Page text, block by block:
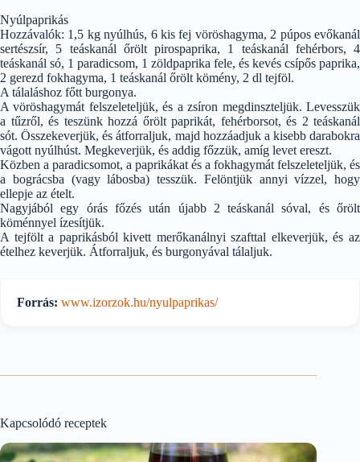
Nyúlpaprikás
Hozzávalók: 1,5 kg nyúlhús, 6 kis fej vöröshagyma, 2 púpos evőkanál
sertészsír, 5 teáskanál őrölt pirospaprika, 1 teáskanál fehérbors, 4
teáskanál só, 1 paradicsom, 1 zöldpaprika fele, és kevés csípős paprika,
2 gerezd fokhagyma, 1 teáskanál őrölt kömény, 2 dl tejföl.
A tálaláshoz főtt burgonya.
A vöröshagymát felszeleteljük, és a zsíron megdinszteljük. Levesszük
a tűzről, és teszünk hozzá őrölt paprikát, fehérborsot, és 2 teáskanál
sót. Összekeverjük, és átforraljuk, majd hozzáadjuk a kisebb darabokra
vágott nyúlhúst. Megkeverjük, és addig főzzük, amíg levet ereszt.
Közben a paradicsomot, a paprikákat és a fokhagymát felszeleteljük, és
a bográcsba (vagy lábosba) tesszük. Felöntjük annyi vízzel, hogy
ellepje az ételt.
Nagyjából egy órás főzés után újabb 2 teáskanál sóval, és őrölt
köménnyel ízesítjük.
A tejfölt a paprikásból kivett merőkanálnyi szafttal elkeverjük, és az
ételhez keverjük. Átforraljuk, és burgonyával tálaljuk.
Forrás: www.izorzok.hu/nyulpaprikas/
Kapcsolódó receptek